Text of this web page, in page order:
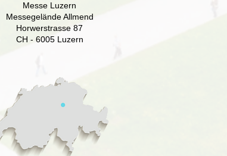
Messe Luzern
Messegelände Allmend
Horwerstrasse 87
CH - 6005 Luzern